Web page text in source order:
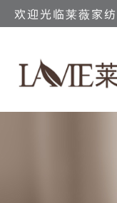
欢迎光临莱薇家